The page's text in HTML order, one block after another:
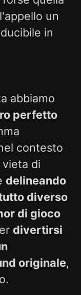
un
in
abbiamo
perfetto
contesto
di
delineando
diverso
di gioco
divertirsi
originale,